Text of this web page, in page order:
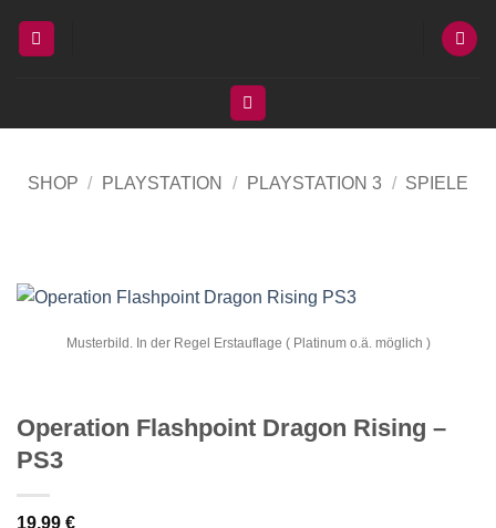
Inhalt
SHOP / PLAYSTATION / PLAYSTATION 3 / SPIELE
Musterbild. In der Regel Erstauflage ( Platinum o.ä. möglich )
Operation Flashpoint Dragon Rising –
PS3
19,99 €